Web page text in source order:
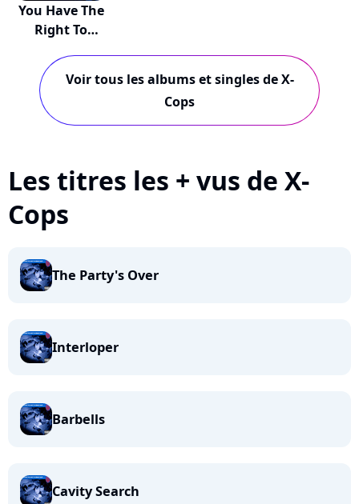
You Have The
Right To
Voir tous les albums et singles de X-
Cops
Les titres les + vus de X-
Cops
The Party's Over
Interloper
Barbells
Cavity Search